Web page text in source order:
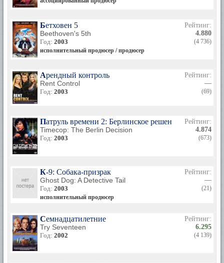
Бетховен 5
Beethoven's 5th
Год: 2003
исполнительный продюсер / продюсер
Рейтинг:
4.880
(4 736)
Арендный контроль
Rent Control
Год: 2003
Рейтинг:
—
(69)
Патруль времени 2: Берлинское решение
Timecop: The Berlin Decision
Год: 2003
Рейтинг:
4.874
(673)
К-9: Собака-призрак
Ghost Dog: A Detective Tail
Год: 2003
исполнительный продюсер
Рейтинг:
—
(21)
Семнадцатилетние
Try Seventeen
Год: 2002
Рейтинг:
6.295
(4 139)